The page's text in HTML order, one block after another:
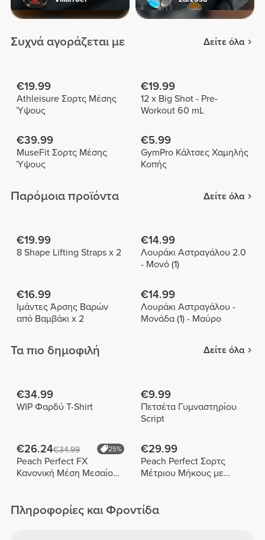
Συχνά αγοράζεται με Δείτε όλα
€19.99
Athleisure Σορτς Μέσης
Ύψους
€19.99
12 x Big Shot - Pre-
Workout 60 mL
€39.99
MuseFit Σορτς Μέσης
Ύψους
€5.99
GymPro Κάλτσες Χαμηλής
Κοπής
Παρόμοια προϊόντα Δείτε όλα
€19.99
8 Shape Lifting Straps x 2
€14.99
Λουράκι Αστραγάλου 2.0
- Μονό (1)
€16.99
Ιμάντες Άρσης Βαρών
από Βαμβάκι x 2
€14.99
Λουράκι Αστραγάλου -
Μονάδα (1) - Μαύρο
Τα πιο δημοφιλή Δείτε όλα
€34.99
WIP Φαρδύ T-Shirt
€9.99
Πετσέτα Γυμναστηρίου
Script
€26.24€34.99 25%
Peach Perfect FX
Κανονική Μέση Μεσαίου
€29.99
Peach Perfect Σορτς
Μέτριου Μήκους με
Πληροφορίες και Φροντίδα